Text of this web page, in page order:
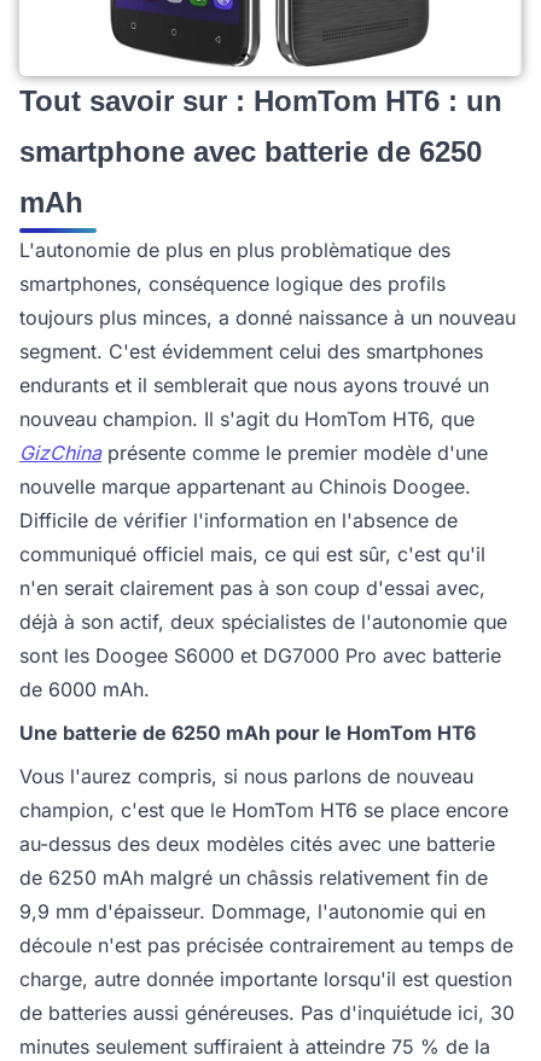
Tout savoir sur : HomTom HT6 : un
smartphone avec batterie de 6250
mAh
L'autonomie de plus en plus problèmatique des
smartphones, conséquence logique des profils
toujours plus minces, a donné naissance à un nouveau
segment. C'est évidemment celui des smartphones
endurants et il semblerait que nous ayons trouvé un
nouveau champion. Il s'agit du HomTom HT6, que
GizChinaprésente comme le premier modèle d'une
nouvelle marque appartenant au Chinois Doogee.
Difficile de vérifier l'information en l'absence de
communiqué officiel mais, ce qui est sûr, c'est qu'il
n'en serait clairement pas à son coup d'essai avec,
déjà à son actif, deux spécialistes de l'autonomie que
sont les Doogee S6000 et DG7000 Pro avec batterie
de 6000 mAh.
Une batterie de 6250 mAh pour le HomTom HT6
Vous l'aurez compris, si nous parlons de nouveau
champion, c'est que le HomTom HT6 se place encore
au-dessus des deux modèles cités avec une batterie
de 6250 mAh malgré un châssis relativement fin de
9,9 mm d'épaisseur. Dommage, l'autonomie qui en
découle n'est pas précisée contrairement au temps de
charge, autre donnée importante lorsqu'il est question
de batteries aussi généreuses. Pas d'inquiétude ici, 30
minutes seulement suffiraient à atteindre 75 % de la